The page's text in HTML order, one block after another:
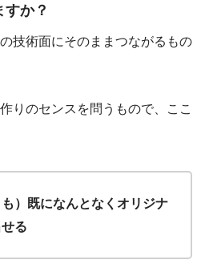
すか？
技術面にそのままつながるもの
りのセンスを問うもので、ここ
も）既になんとなくオリジナ
る